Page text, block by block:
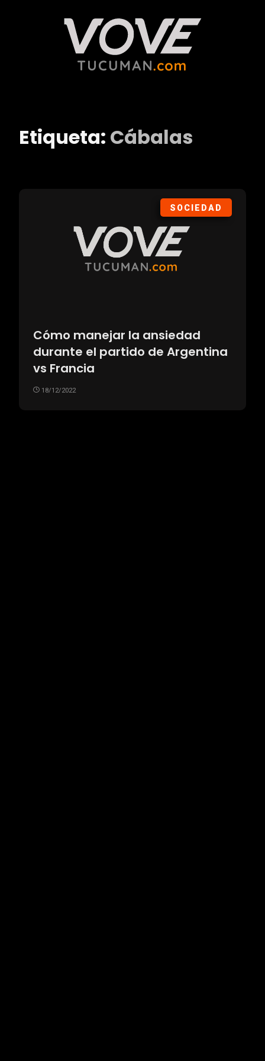
Etiqueta: Cábalas
SOCIEDAD
Cómo manejar la ansiedad
durante el partido de Argentina
vs Francia
18/12/2022